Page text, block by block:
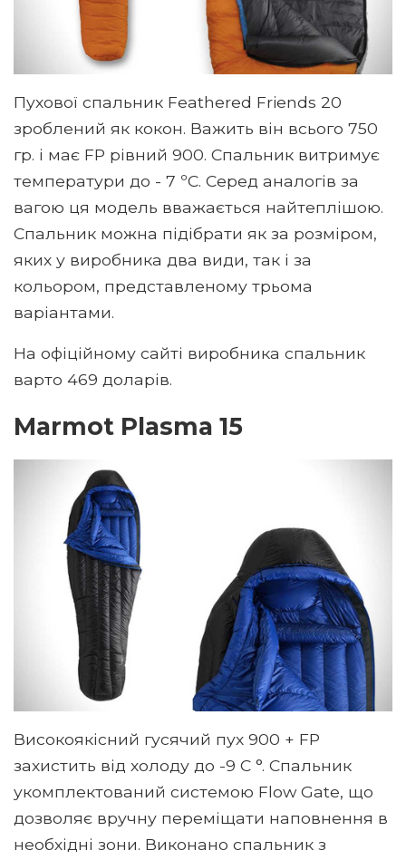
Пухової спальник Feathered Friends 20
зроблений як кокон. Важить він всього 750
гр. і має FP рівний 900. Спальник витримує
температури до - 7 ºC. Серед аналогів за
вагою ця модель вважається найтеплішою.
Спальник можна підібрати як за розміром,
яких у виробника два види, так і за
кольором, представленому трьома
варіантами.
На офіційному сайті виробника спальник
варто 469 доларів.
Marmot Plasma 15
Високоякісний гусячий пух 900 + FP
захистить від холоду до -9 C °. Спальник
укомплектований системою Flow Gate, що
дозволяє вручну переміщати наповнення в
необхідні зони. Виконано спальник з